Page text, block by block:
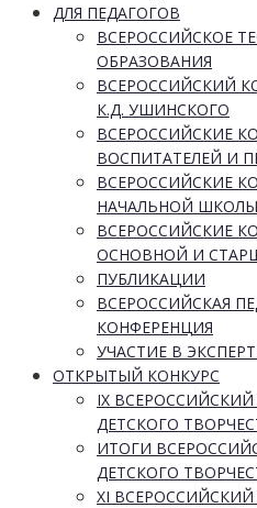
ДЛЯ ПЕДАГОГОВ
ВСЕРОССИЙСКОЕ
ОБРАЗОВАНИЯ
ВСЕРОССИЙСКИЙ
К.Д. УШИНСКОГО
ВСЕРОССИЙСКИЕ
ВОСПИТАТЕЛЕЙ И
ВСЕРОССИЙСКИЕ
НАЧАЛЬНОЙ ШКОЛЫ
ВСЕРОССИЙСКИЕ
ОСНОВНОЙ И
ПУБЛИКАЦИИ
ВСЕРОССИЙСКАЯ
КОНФЕРЕНЦИЯ
УЧАСТИЕ В
ОТКРЫТЫЙ КОНКУРС
IX
ДЕТСКОГО
ИТОГИ
ДЕТСКОГО
XI